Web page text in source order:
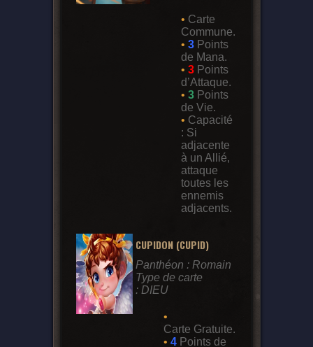
• Carte
Commune.
• 3Points
de Mana.
• 3Points
d’Attaque.
• 3Points
de Vie.
• Capacité
: Si
adjacente
à un Allié,
attaque
toutes les
ennemis
adjacents.
CUPIDON (CUPID)
Panthéon : Romain
Type de carte
: DIEU
•
Carte Gratuite.
• 4Points de